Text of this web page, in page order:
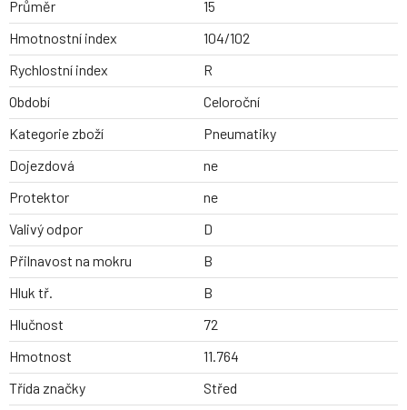
Průměr
15
Hmotnostní index
104/102
Rychlostní index
R
Období
Celoroční
Kategorie zboží
Pneumatiky
Dojezdová
ne
Protektor
ne
Valivý odpor
D
Přilnavost na mokru
B
Hluk tř.
B
Hlučnost
72
Hmotnost
11.764
Třída značky
Střed